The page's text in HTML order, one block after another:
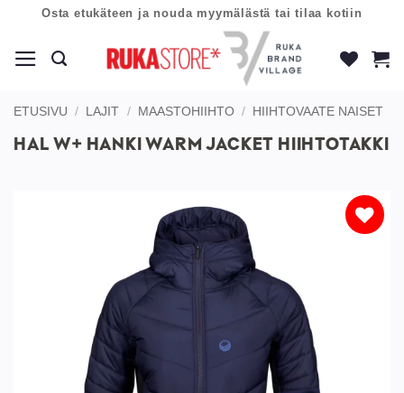
content
Osta etukäteen ja nouda myymälästä tai tilaa kotiin
ETUSIVU / LAJIT / MAASTOHIIHTO / HIIHTOVAATE NAISET
HAL W+ HANKI WARM JACKET HIIHTOTAKKI